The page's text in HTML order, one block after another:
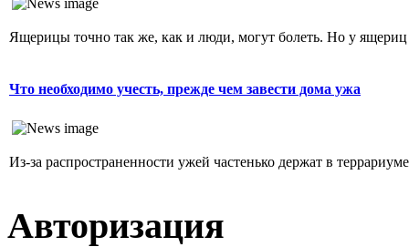
Ящерицы точно так же, как и люди, могут болеть. Но у
Что необходимо учесть, прежде чем завести дома ужа
Из-за распространенности ужей частенько держат в
Авторизация